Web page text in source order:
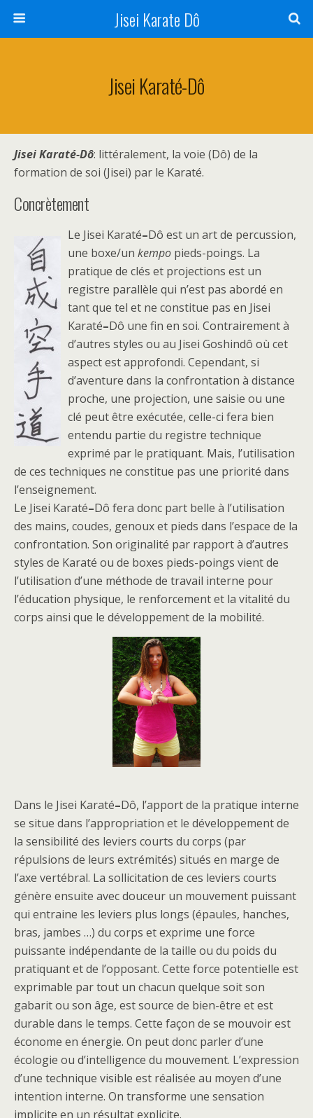
Jisei Karate Dô
Jisei Karaté-Dô
Jisei Karaté-Dô: littéralement, la voie (Dô) de la
formation de soi (Jisei) par le Karaté.
Concrètement
Le Jisei Karaté–Dô est un art de percussion,
une boxe/un kempo pieds-poings. La
pratique de clés et projections est un
registre parallèle qui n’est pas abordé en
tant que tel et ne constitue pas en Jisei
Karaté–Dô une fin en soi. Contrairement à
d’autres styles ou au Jisei Goshindô où cet
aspect est approfondi. Cependant, si
d’aventure dans la confrontation à distance
proche, une projection, une saisie ou une
clé peut être exécutée, celle-ci fera bien
entendu partie du registre technique
exprimé par le pratiquant. Mais, l’utilisation
de ces techniques ne constitue pas une priorité dans
l’enseignement.
Le Jisei Karaté–Dô fera donc part belle à l’utilisation
des mains, coudes, genoux et pieds dans l’espace de la
confrontation. Son originalité par rapport à d’autres
styles de Karaté ou de boxes pieds-poings vient de
l’utilisation d’une méthode de travail interne pour
l’éducation physique, le renforcement et la vitalité du
corps ainsi que le développement de la mobilité.
Dans le Jisei Karaté–Dô, l’apport de la pratique interne
se situe dans l’appropriation et le développement de
la sensibilité des leviers courts du corps (par
répulsions de leurs extrémités) situés en marge de
l’axe vertébral. La sollicitation de ces leviers courts
génère ensuite avec douceur un mouvement puissant
qui entraine les leviers plus longs (épaules, hanches,
bras, jambes …) du corps et exprime une force
puissante indépendante de la taille ou du poids du
pratiquant et de l’opposant. Cette force potentielle est
exprimable par tout un chacun quelque soit son
gabarit ou son âge, est source de bien-être et est
durable dans le temps. Cette façon de se mouvoir est
économe en énergie. On peut donc parler d’une
écologie ou d’intelligence du mouvement. L’expression
d’une technique visible est réalisée au moyen d’une
intention interne. On transforme une sensation
implicite en un résultat explicite.